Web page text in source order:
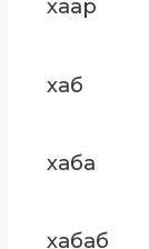
хаар
хаб
хаба
хабаб